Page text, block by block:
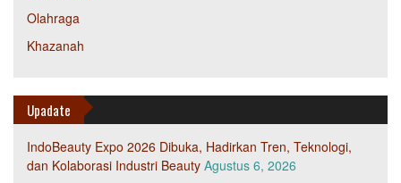
Olahraga
Khazanah
Upadate
IndoBeauty Expo 2026 Dibuka, Hadirkan Tren, Teknologi,
dan Kolaborasi Industri Beauty Agustus 6, 2026